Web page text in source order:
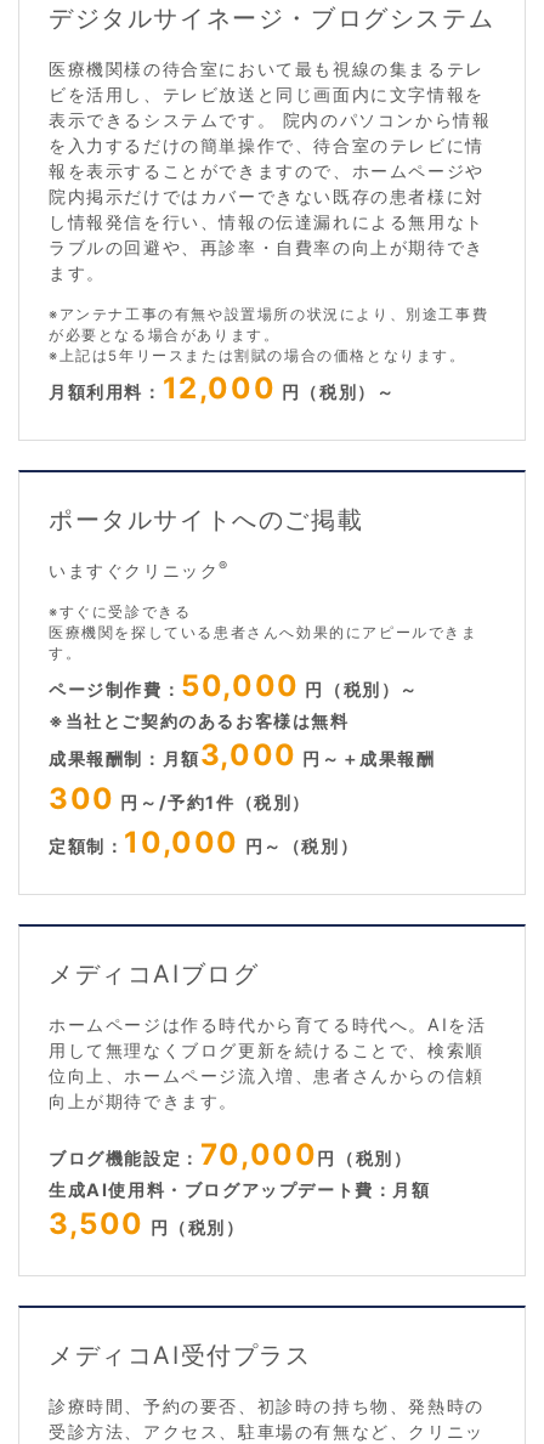
デジタルサイネージ・ブログシステム
医療機関様の待合室において最も視線の集まるテレ
ビを活用し、テレビ放送と同じ画面内に文字情報を
表示できるシステムです。 院内のパソコンから情報
を入力するだけの簡単操作で、待合室のテレビに情
報を表示することができますので、ホームページや
院内掲示だけではカバーできない既存の患者様に対
し情報発信を行い、情報の伝達漏れによる無用なト
ラブルの回避や、再診率・自費率の向上が期待でき
ます。
※アンテナ工事の有無や設置場所の状況により、別途工事費
が必要となる場合があります。
※上記は5年リースまたは割賦の場合の価格となります。
月額利用料： 12,000 円（税別）～
ポータルサイトへのご掲載
いますぐクリニック®
※すぐに受診できる
医療機関を探している患者さんへ効果的にアピールできま
す。
ページ制作費： 50,000 円（税別）～
※当社とご契約のあるお客様は無料
成果報酬制：月額3,000 円～＋成果報酬
300 円～/予約1件（税別）
定額制： 10,000 円～（税別）
メディコAIブログ
ホームページは作る時代から育てる時代へ。AIを活
用して無理なくブログ更新を続けることで、検索順
位向上、ホームページ流入増、患者さんからの信頼
向上が期待できます。
ブログ機能設定： 70,000円（税別）
生成AI使用料・ブログアップデート費：月額
3,500 円（税別）
メディコAI受付プラス
診療時間、予約の要否、初診時の持ち物、発熱時の
受診方法、アクセス、駐車場の有無など、クリニッ